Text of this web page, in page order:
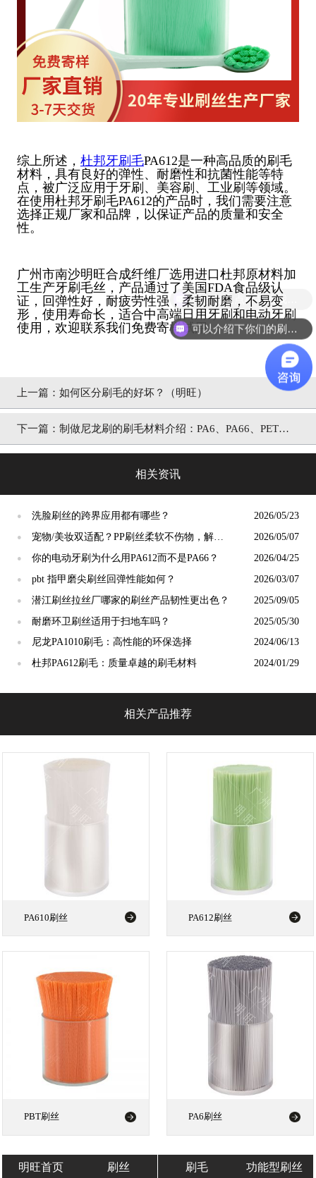
综上所述， 杜邦牙刷毛PA612是一种高品质的刷毛
材料，具有良好的弹性、耐磨性和抗菌性能等特
点，被广泛应用于牙刷、美容刷、工业刷等领域。
在使用杜邦牙刷毛PA612的产品时，我们需要注意
选择正规厂家和品牌，以保证产品的质量和安全
性。
广州市南沙明旺合成纤维厂选用进口杜邦原材料加
工生产牙刷毛丝，产品通过了美国FDA食品级认
证，回弹性好，耐疲劳性强，柔韧耐磨，不易变
形，使用寿命长，适合中高端日用牙刷和电动牙刷
使用，欢迎联系我们免费寄样试用。
上一篇： 如何区分刷毛的好坏？（明旺）
下一篇： 制做尼龙刷的刷毛材料介绍：PA6、PA66、PET和
相关资讯
● 洗脸刷丝的跨界应用都有哪些？ 2026/05/23
●
宠物/美妆双适配？PP刷丝柔软不伤物，解锁
小众应用新场景
2026/05/07
● 你的电动牙刷为什么用PA612而不是PA66？ 2026/04/25
● pbt 指甲磨尖刷丝回弹性能如何？ 2026/03/07
● 潜江刷丝拉丝厂哪家的刷丝产品韧性更出色？ 2025/09/05
● 耐磨环卫刷丝适用于扫地车吗？ 2025/05/30
● 尼龙PA1010刷毛：高性能的环保选择 2024/06/13
● 杜邦PA612刷毛：质量卓越的刷毛材料 2024/01/29
相关产品推荐
PA610刷丝 PA612刷丝
PBT刷丝 PA6刷丝
明旺首页 刷丝 刷毛 功能型刷丝